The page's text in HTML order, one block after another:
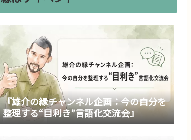
『雄介の縁チャンネル企画：今の自分を
整理する“目利き”言語化交流会』